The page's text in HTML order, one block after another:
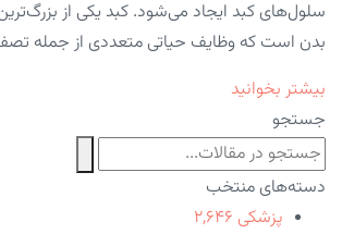
سلول‌های کبد ایجاد می‌شود. کبد یکی از
بدن است که وظایف حیاتی متعددی از جمله
بیشتر بخوانید
جستجو
دسته‌های منتخب
پزشکی ۲,۶۴۶